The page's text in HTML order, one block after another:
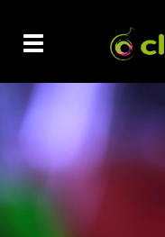
Toggle
navigation